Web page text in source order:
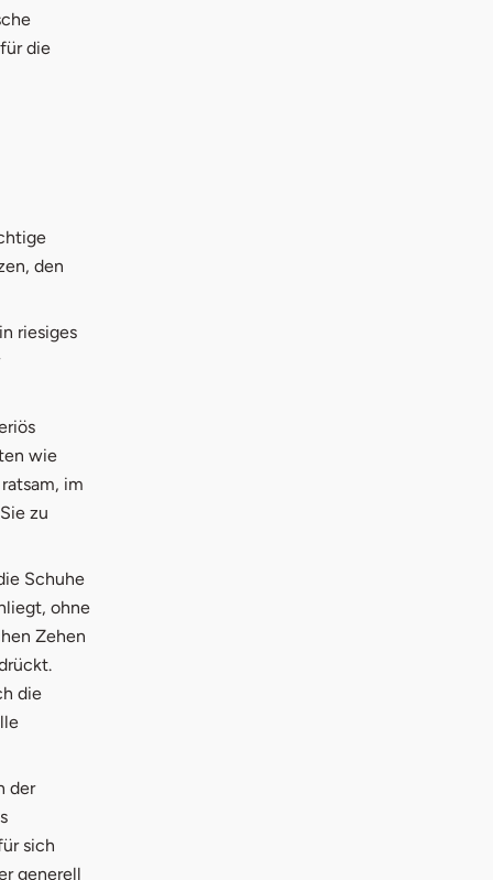
die
den
riesiges
wie
im
zu
Schuhe
ohne
Zehen
die
der
sich
generell